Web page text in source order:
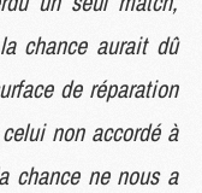
chance aurait dû
de réparation
non accordé à
chance ne nous a